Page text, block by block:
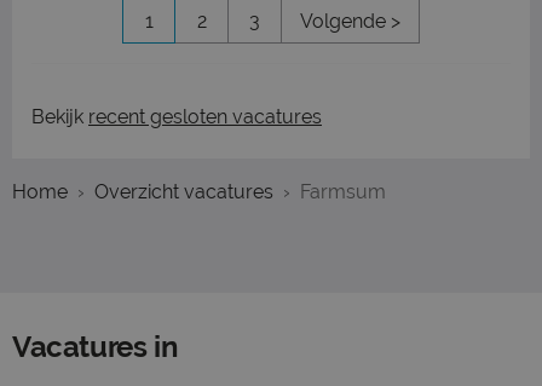
1 2 3 Volgende >
Bekijk recent gesloten vacatures
Home Overzicht vacatures Farmsum
Vacatures in